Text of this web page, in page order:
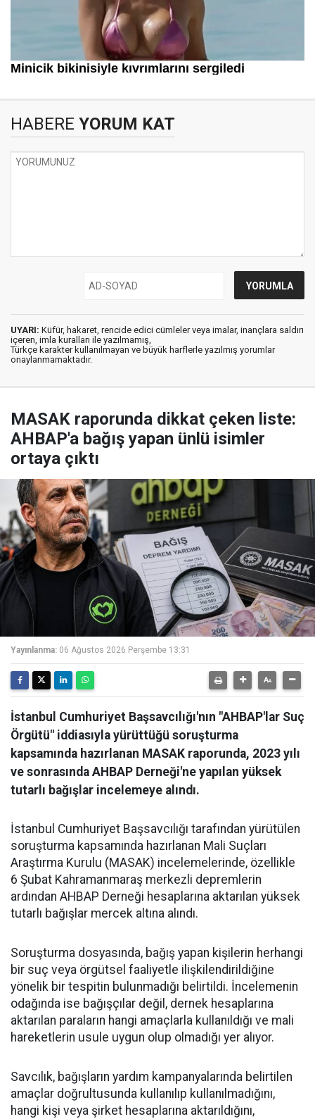
HABERE YORUM KAT
UYARI: Küfür, hakaret, rencide edici cümleler veya imalar, inançlara saldırı
içeren, imla kuralları ile yazılmamış,
Türkçe karakter kullanılmayan ve büyük harflerle yazılmış yorumlar
onaylanmamaktadır.
MASAK raporunda dikkat çeken liste:
AHBAP'a bağış yapan ünlü isimler
ortaya çıktı
Yayınlanma: 06 Ağustos 2026 Perşembe 13:31
İstanbul Cumhuriyet Başsavcılığı'nın "AHBAP'lar Suç
Örgütü" iddiasıyla yürüttüğü soruşturma
kapsamında hazırlanan MASAK raporunda, 2023 yılı
ve sonrasında AHBAP Derneği'ne yapılan yüksek
tutarlı bağışlar incelemeye alındı.
İstanbul Cumhuriyet Başsavcılığı tarafından yürütülen
soruşturma kapsamında hazırlanan Mali Suçları
Araştırma Kurulu (MASAK) incelemelerinde, özellikle
6 Şubat Kahramanmaraş merkezli depremlerin
ardından AHBAP Derneği hesaplarına aktarılan yüksek
tutarlı bağışlar mercek altına alındı.
Soruşturma dosyasında, bağış yapan kişilerin herhangi
bir suç veya örgütsel faaliyetle ilişkilendirildiğine
yönelik bir tespitin bulunmadığı belirtildi. İncelemenin
odağında ise bağışçılar değil, dernek hesaplarına
aktarılan paraların hangi amaçlarla kullanıldığı ve mali
hareketlerin usule uygun olup olmadığı yer alıyor.
Savcılık, bağışların yardım kampanyalarında belirtilen
amaçlar doğrultusunda kullanılıp kullanılmadığını,
hangi kişi veya şirket hesaplarına aktarıldığını,